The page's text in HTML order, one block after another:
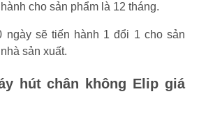
cho sản phẩm là 12 tháng.
ngày sẽ tiến hành 1 đổi 1 cho sản
sản xuất.
hút chân không Elip giá